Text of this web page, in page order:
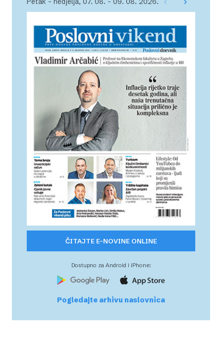
ČITAJTE E-NOVINE ONLINE
Dostupno za Android i iPhone:
Pogledajte arhivu naslovnica